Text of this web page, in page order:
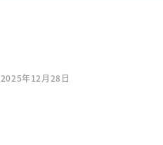
2025年12月28日